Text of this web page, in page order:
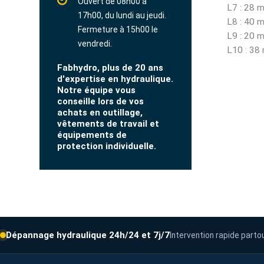
L7 : 28
L8 : 40
L9 : 20
L10 : 38
17h00, du lundi au jeudi.
Fermeture à 15h00 le
vendredi.
Fabhydro, plus de 20 ans
d'expertise en hydraulique.
Notre équipe vous
conseille lors de vos
achats en outillage,
vêtements de travail et
équipements de
protection individuelle.
Dépannage hydraulique 24h/24 et 7j/7Intervention rapide